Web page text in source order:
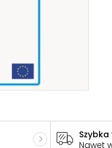
Szybka
Nawet